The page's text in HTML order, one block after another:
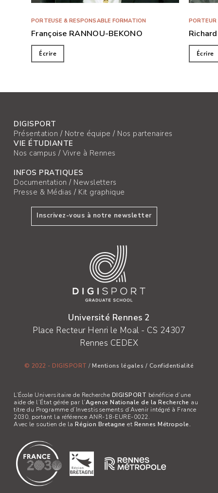
PORTEUSE & RESPONSABLE FORMATION
Françoise RANNOU-BEKONO
Écrire
PORTEUR
Écrire
DIGISPORT
Présentation / Notre équipe / Nos partenaires
VIE ÉTUDIANTE
Nos campus / Vivre à Rennes
INFOS PRATIQUES
Documentation / Newsletters
Presse & Médias / Kit graphique
Inscrivez-vous à notre newsletter
Université Rennes 2
Place Recteur Henri le Moal - CS 24307
Rennes CEDEX
© 2022 - DIGISPORT /Mentions légales / Confidentialité
L’École Universitaire de Recherche DIGISPORT bénéficie d’une
aide de l’État gérée par l’Agence Nationale de la Recherche au
titre du Programme d’Investissements d’Avenir intégré à France
2030, portant la référence ANR-18-EURE-0022.
Avec le soutien de la Région Bretagne et Rennes Métropole.